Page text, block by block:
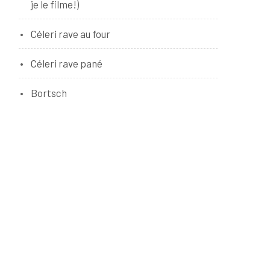
je le filme!)
Céleri rave au four
Céleri rave pané
Bortsch